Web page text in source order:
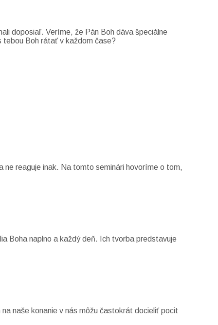
doposiaľ. Veríme, že Pán Boh dáva špeciálne
Boh rátať v každom čase?
reaguje inak. Na tomto seminári hovoríme o tom,
Boha naplno a každý deň. Ich tvorba predstavuje
naše konanie v nás môžu častokrát docieliť pocit